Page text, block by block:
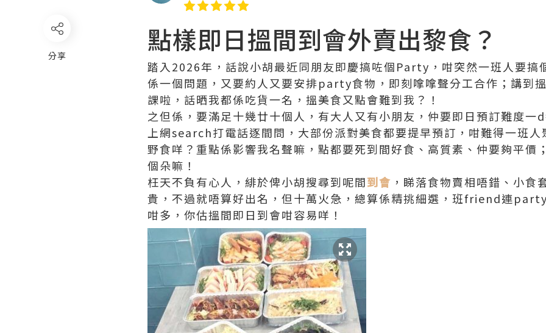
分享 點樣即日搵間到會外賣出黎食？
踏入2026年，話說小胡最近同朋友即慶搞咗個Party，咁突然一班人要搞
係一個問題，又要約人又要安排party食物，即刻嗱嗱聲分工合作；講到
課啦，話晒我都係吃貨一名，搵美食又點會難到我？！
之但係，要滿足十幾廿十個人，有大人又有小朋友，仲要即日預訂難度一d
上網search打電話逐間問，大部份派對美食都要提早預訂，咁難得一班
野食咩？重點係影響我名聲嘛，點都要死到間好食、高質素、仲要夠平價
個朵嘛！
枉天不負有心人，緋於俾小胡搜尋到呢間到會 ，睇落食物賣相唔錯、小食
貴，不過就唔算好出名，但十萬火急，總算係精挑細選，班friend連
咁多，你估搵間即日到會咁容易咩！